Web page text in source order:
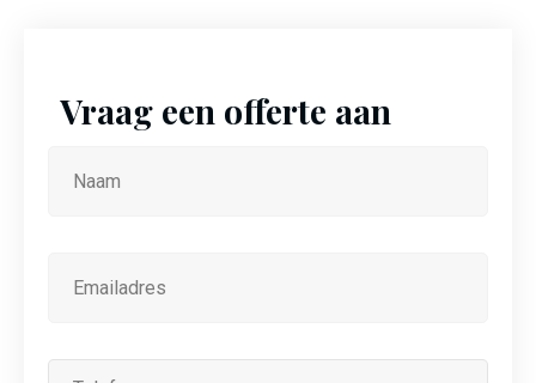
Vraag een offerte aan